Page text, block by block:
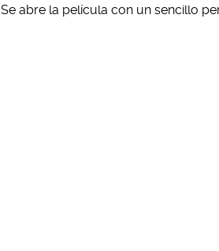
Se abre la película con un sencillo